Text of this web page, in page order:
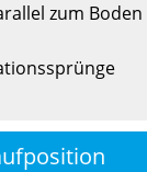
zum Boden